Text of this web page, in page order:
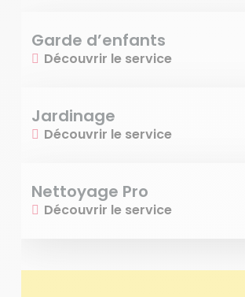
Garde d’enfants
Découvrir le service
Jardinage
Découvrir le service
Nettoyage Pro
Découvrir le service